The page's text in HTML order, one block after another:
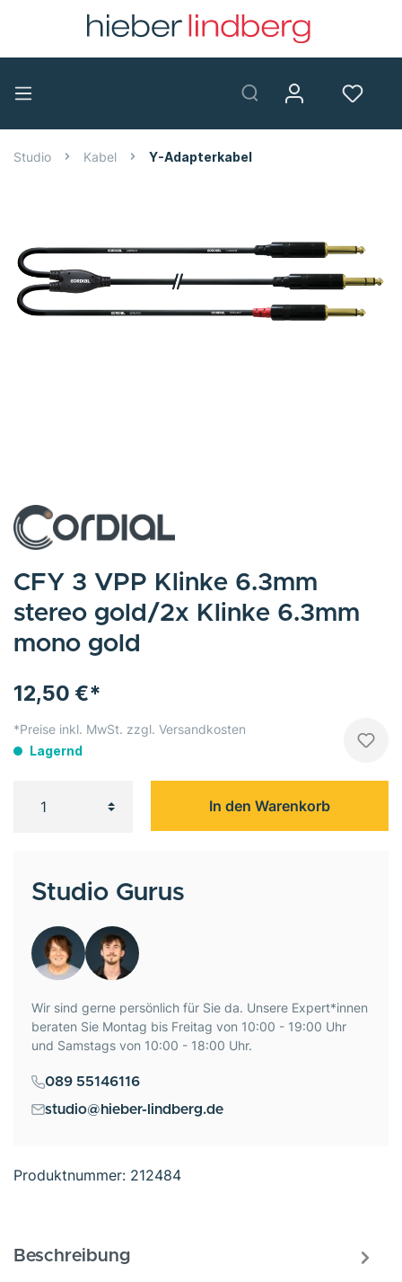
Studio Kabel Y-Adapterkabel
12,50 €*
*Preise inkl. MwSt. zzgl. Versandkosten
Lagernd
In den Warenkorb
Produktnummer: 212484
CFY 3 VPP Klinke 6.3mm
stereo gold/2x Klinke 6.3mm
mono gold
Studio Gurus
Wir sind gerne persönlich für Sie da. Unsere Expert*innen
beraten Sie Montag bis Freitag von 10:00 - 19:00 Uhr
und Samstags von 10:00 - 18:00 Uhr.
089 55146116
studio@hieber-lindberg.de
Beschreibung